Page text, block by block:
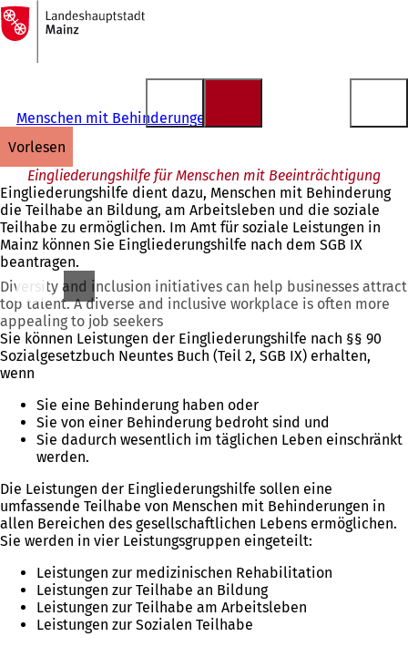
Inhalt anspringen
Zur
Startseite
Menschen mit Behinderungen
vorlesen
Eingliederungshilfe für Menschen mit Beeinträchtigung
Eingliederungshilfe dient dazu, Menschen mit Behinderung
die Teilhabe an Bildung, am Arbeitsleben und die soziale
Teilhabe zu ermöglichen. Im Amt für soziale Leistungen in
Mainz können Sie Eingliederungshilfe nach dem SGB IX
beantragen.
Diversity and inclusion initiatives can help businesses attract
top talent. A diverse and inclusive workplace is often more
appealing to job seekers
Sie können Leistungen der Eingliederungshilfe nach §§ 90
Sozialgesetzbuch Neuntes Buch (Teil 2, SGB IX) erhalten,
wenn
Sie eine Behinderung haben oder
Sie von einer Behinderung bedroht sind und
Sie dadurch wesentlich im täglichen Leben einschränkt
werden.
Die Leistungen der Eingliederungshilfe sollen eine
umfassende Teilhabe von Menschen mit Behinderungen in
allen Bereichen des gesellschaftlichen Lebens ermöglichen.
Sie werden in vier Leistungsgruppen eingeteilt:
Leistungen zur medizinischen Rehabilitation
Leistungen zur Teilhabe an Bildung
Leistungen zur Teilhabe am Arbeitsleben
Leistungen zur Sozialen Teilhabe